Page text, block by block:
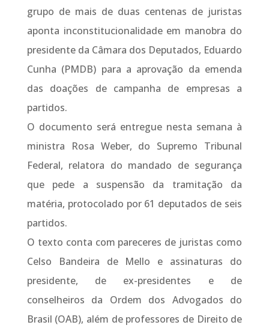
grupo de mais de duas centenas de juristas
aponta inconstitucionalidade em manobra do
presidente da Câmara dos Deputados, Eduardo
Cunha (PMDB) para a aprovação da emenda
das doações de campanha de empresas a
partidos.
O documento será entregue nesta semana à
ministra Rosa Weber, do Supremo Tribunal
Federal, relatora do mandado de segurança
que pede a suspensão da tramitação da
matéria, protocolado por 61 deputados de seis
partidos.
O texto conta com pareceres de juristas como
Celso Bandeira de Mello e assinaturas do
presidente, de ex-presidentes e de
conselheiros da Ordem dos Advogados do
Brasil (OAB), além de professores de Direito de